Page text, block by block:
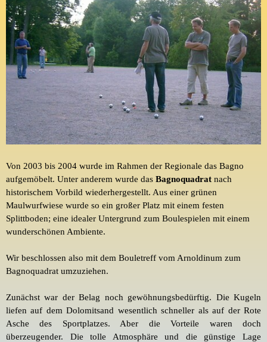
Von 2003 bis 2004 wurde im Rahmen der Regionale das Bagno
aufgemöbelt. Unter anderem wurde das Bagnoquadrat nach
historischem Vorbild wiederhergestellt. Aus einer grünen
Maulwurfwiese wurde so ein großer Platz mit einem festen
Splittboden; eine idealer Untergrund zum Boulespielen mit einem
wunderschönen Ambiente.
Wir beschlossen also mit dem Bouletreff vom Arnoldinum zum
Bagnoquadrat umzuziehen.
Zunächst war der Belag noch gewöhnungsbedürftig. Die Kugeln
liefen auf demDolomitsand wesentlich schneller als auf der Rote
Asche des Sportplatzes. Aber die Vorteile waren doch
überzeugender. Die tolle Atmosphäre und die günstige Lage